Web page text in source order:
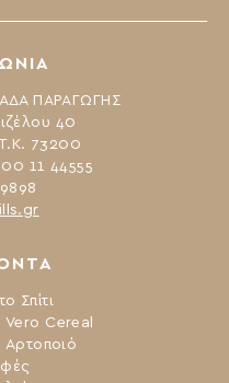
Σπίτι
Vero Cereal
Αρτοποιό
ΠΑΡΑΓΩΓΗΣ
40
73200
11 44555